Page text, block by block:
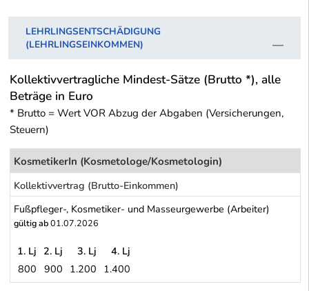
LEHRLINGSENTSCHÄDIGUNG
(LEHRLINGSEINKOMMEN)
Kollektivvertragliche Mindest-Sätze (Brutto *), alle
Beträge in Euro
* Brutto = Wert VOR Abzug der Abgaben (Versicherungen,
Steuern)
KosmetikerIn (Kosmetologe/Kosmetologin)
Kollektivvertrag (Brutto-Einkommen)
Fußpfleger-, Kosmetiker- und Masseurgewerbe (Arbeiter)
gültig ab01.07.2026
Fußpfleger-, Kosmetiker- und Masseurgewerbe (Arbeiter)
1. Lj 2. Lj 3. Lj
4. Lj
800 900 1.200 1.400